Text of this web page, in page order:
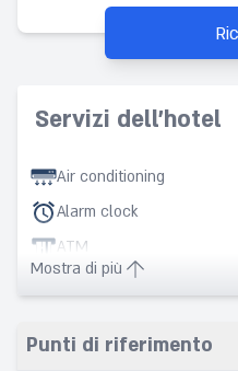
Servizi dell'hotel
Air conditioning
Alarm clock
ATM
Babysitting service
Bars
Mostra di più
Punti di riferimento